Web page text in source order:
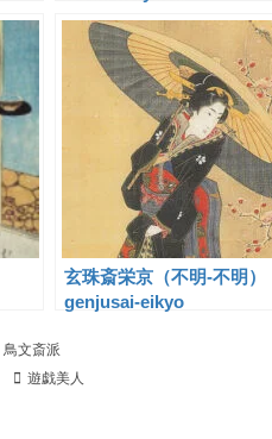
玄珠斎栄京（不明-不明）
genjusai-eikyo
鳥文斎派
遊戯美人